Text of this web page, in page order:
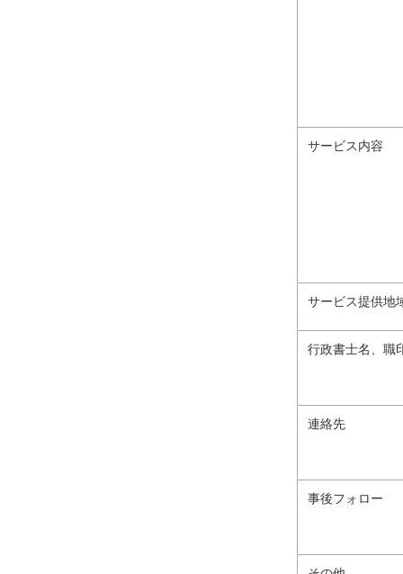
サービス内容
サービス提供地
行政書士名、職
連絡先
事後フォロー